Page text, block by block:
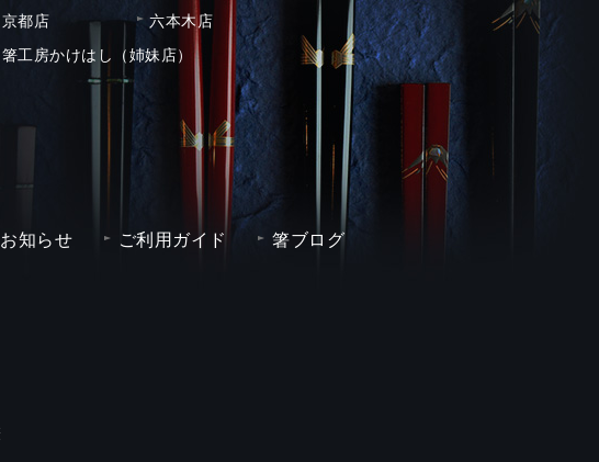
京都店
六本木店
箸工房かけはし（姉妹店）
お知らせ ご利用ガイド 箸ブログ